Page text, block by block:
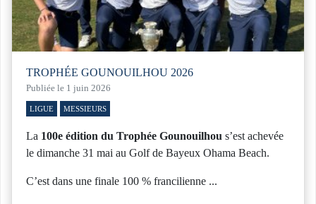
TROPHÉE GOUNOUILHOU 2026
Publiée le 1 juin 2026
LIGUE MESSIEURS
La 100e édition du Trophée Gounouilhou s’est achevée
le dimanche 31 mai au Golf de Bayeux Ohama Beach.
C’est dans une finale 100 % francilienne ...